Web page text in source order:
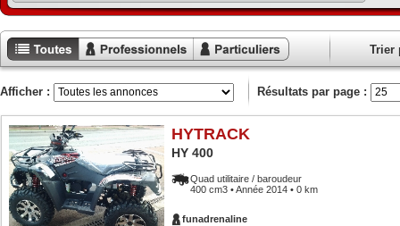
Toutes les
annonces
Annonces
professionnels
Annonces
particuliers
Trier
Afficher : Résultats par page :
HYTRACK
HY 400
Quad utilitaire / baroudeur
400 cm3 • Année 2014 • 0 km
funadrenaline